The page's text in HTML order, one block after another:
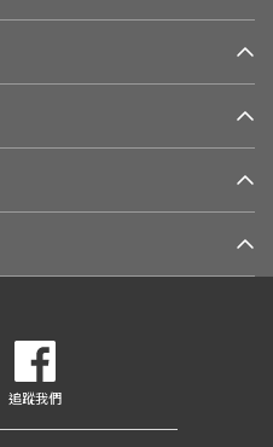
追蹤我們